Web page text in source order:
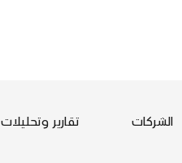
الشركات تقارير وتحليلات